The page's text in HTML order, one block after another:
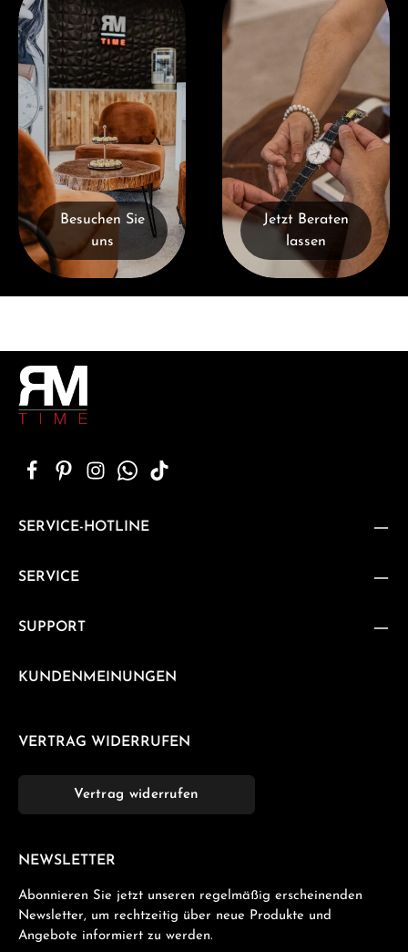
Besuchen Sie
uns
Jetzt Beraten
lassen
SERVICE-HOTLINE
SERVICE
SUPPORT
KUNDENMEINUNGEN
VERTRAG WIDERRUFEN
Vertrag widerrufen
NEWSLETTER
Abonnieren Sie jetzt unseren regelmäßig erscheinenden
Newsletter, um rechtzeitig über neue Produkte und
Angebote informiert zu werden.